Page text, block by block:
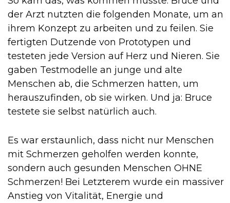
der Arzt nutzten die folgenden Monate, um an
ihrem Konzept zu arbeiten und zu feilen. Sie
fertigten Dutzende von Prototypen und
testeten jede Version auf Herz und Nieren. Sie
gaben Testmodelle an junge und alte
Menschen ab, die Schmerzen hatten, um
herauszufinden, ob sie wirken. Und ja: Bruce
testete sie selbst natürlich auch.
Es war erstaunlich, dass nicht nur Menschen
mit Schmerzen geholfen werden konnte,
sondern auch gesunden Menschen OHNE
Schmerzen! Bei Letzterem wurde ein massiver
Anstieg von Vitalität, Energie und